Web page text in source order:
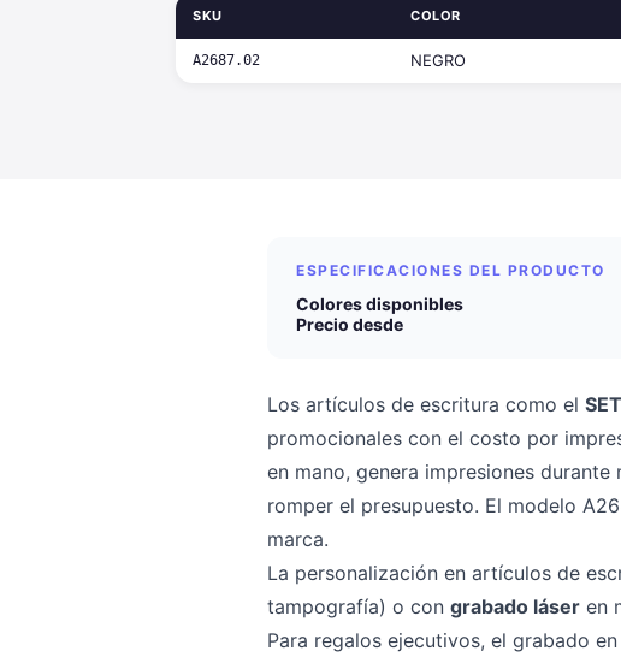
SKU COLOR
A2687.02 NEGRO
ESPECIFICACIONES DEL PRODUCTO
Colores disponibles
Precio desde
Los artículos de escritura como el
promocionales con el costo por
en mano, genera impresiones
romper el presupuesto. El modelo
marca.
La personalización en artículos de
tampografía) o con grabado láser en
Para regalos ejecutivos, el grabado